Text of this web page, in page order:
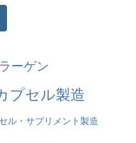
ーゲン
プセル製造
ル・サプリメント製造